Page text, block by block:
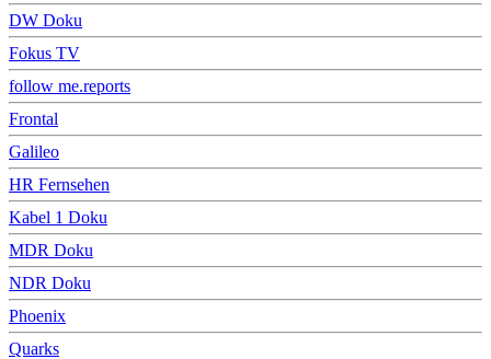
DW Doku
Fokus TV
follow me.reports
Frontal
Galileo
HR Fernsehen
Kabel 1 Doku
MDR Doku
NDR Doku
Phoenix
Quarks